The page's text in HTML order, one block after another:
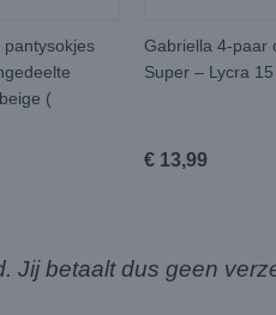
(
Gabriella 4-paar
Super – Lycra
€ 13,99
Jij betaalt dus geen